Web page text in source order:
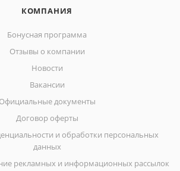
КОМПАНИЯ
Бонусная программа
Отзывы о компании
Новости
Вакансии
Официальные документы
Договор оферты
и обработки персональных
данных
рекламных и информационных рассылок